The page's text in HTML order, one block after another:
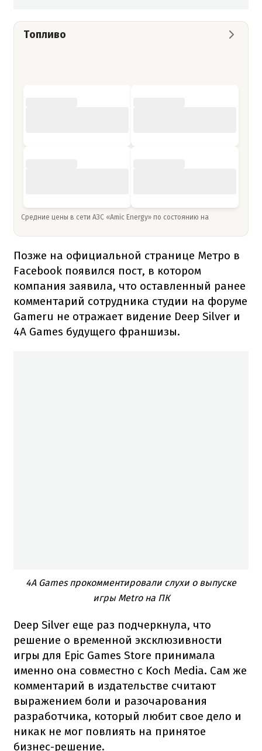
Топливо
Средние цены в сети АЗС «Amic Energy» по состоянию на
Позже на официальной странице Метро в
Facebook появился пост, в котором
компания заявила, что оставленный ранее
комментарий сотрудника студии на форуме
Gameru не отражает видение Deep Silver и
4A Games будущего франшизы.
4A Games прокомментировали слухи о выпуске
игры Metro на ПК
Deep Silver еще раз подчеркнула, что
решение о временной эксклюзивности
игры для Epic Games Store принимала
именно она совместно с Koch Media. Сам же
комментарий в издательстве считают
выражением боли и разочарования
разработчика, который любит свое дело и
никак не мог повлиять на принятое
бизнес-решение.